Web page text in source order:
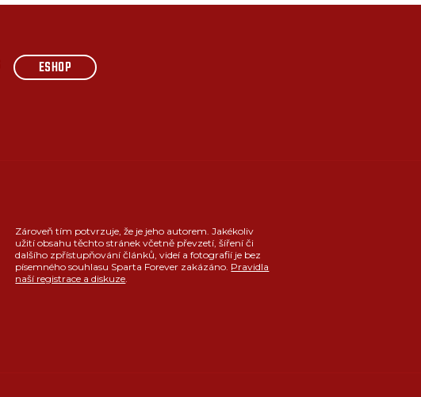
ESHOP
Zároveň tím potvrzuje, že je jeho autorem. Jakékoliv
užití obsahu těchto stránek včetně převzetí, šíření či
dalšího zpřístupňování článků, videí a fotografií je bez
písemného souhlasu Sparta Forever zakázáno. Pravidla
naší registrace a diskuze.